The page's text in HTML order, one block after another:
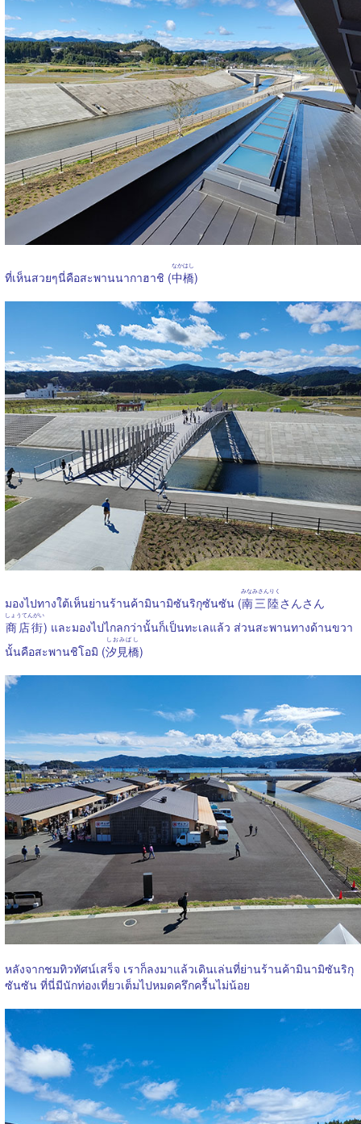
ที่เห็นสวยๆนี่คือสะพานนากาฮาชิ (中橋
なかはし
)
มองไปทางใต้เห็นย่านร้านค้ามินามิซันริกุซันซัน (南三陸
みなみさんりく
さんさん
商店街
しょうてんがい
) และมองไปไกลกว่านั้นก็เป็นทะเลแล้ว ส่วนสะพานทางด้านขวา
นั้นคือสะพานชิโอมิ (汐見橋
しおみばし
)
หลังจากชมทิวทัศน์เสร็จ เราก็ลงมาแล้วเดินเล่นที่ย่านร้านค้ามินามิซันริกุ
ซันซัน ที่นี่มีนักท่องเที่ยวเต็มไปหมดครึกครื้นไม่น้อย